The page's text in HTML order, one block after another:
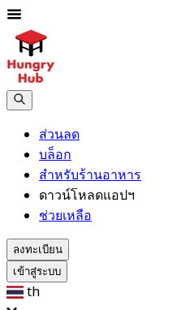
ส่วนลด
บล็อก
สำหรับร้านอาหาร
ดาวน์โหลดแอปฯ
ช่วยเหลือ
ลงทะเบียน
เข้าสู่ระบบ
th